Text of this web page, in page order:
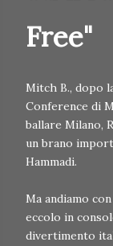
Free"
Mitch B., dopo
Conference di
ballare Milano,
un brano
Hammadi.
Ma andiamo
eccolo in
divertimento